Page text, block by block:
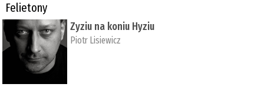
Felietony
Zyziu na koniu Hyziu
Piotr Lisiewicz